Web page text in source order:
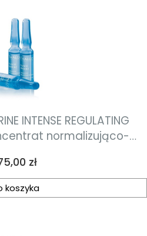
INTENSE REGULATING
normalizująco-
zł
koszyka